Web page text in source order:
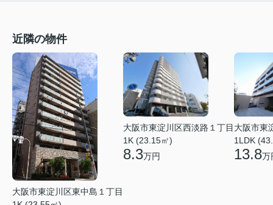
近隣の物件
大阪市東淀川区東中島１丁目
大阪市東淀川区西淡路１丁目
1K (23.15㎡)
8.3万円
大阪市東
1LDK
13.8万